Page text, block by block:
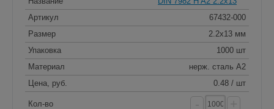
Артикул
67432-000
Размер
2.2x13 мм
Упаковка
1000 шт
Материал
нерж. сталь A2
Цена, руб.
0.48 / шт
Кол-во